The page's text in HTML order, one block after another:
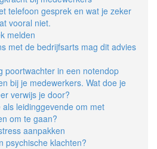
telefoon gesprek en wat je zeker
vooral niet.
melden
met de bedrijfsarts mag dit advies
poortwachter in een notendop
bij je medewerkers. Wat doe je
verwijs je door?
leidinggevende om met
om te gaan?
aanpakken
psychische klachten?